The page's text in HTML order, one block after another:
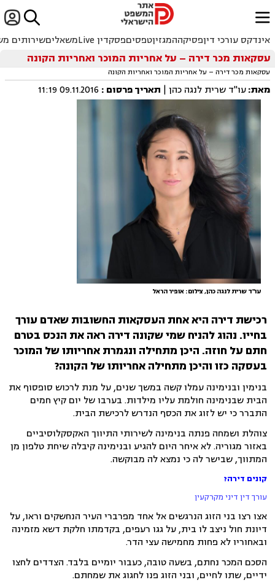

ﱐ
אינדקס עורכי דיןפסיקההמגזיןטפסיםפסקדין Live משאליםשירותים
עסקאות מכר דירה – על אחריות המוכר ואחריות הקונה
עסקאות מכר דירה – על אחריות המוכר ואחריות הקונה
מאת:עו"ד שרית לנגה כהן | תאריך פרסום :
09.11.2016 11:19
עו"ד שרית לנגה כהן, צילום: אופיר הראל
רכישת דירה היא אחת העסקאות החשובות שאדם עורך
בחייו. נהוג להניח שמי שקונה דירה ראה את הנכס בטרם
חתם על חוזה. היכן מתחילה ונגמרת אחריותו של המוכר
בעסקה כזו והיכן מתחילה אחריותו של הקונה?
בנימין ובנימינה עמלו קשה במשך שנים, על מנת לרכוש סופסוף את
הבית שבנימינה חולמת עליו מילדות. בערבו של יום קיץ חמים
התברר כי יש לזוג את הכסף הנדרש לרכישת הבית.
צוהלת ושמחה פנתה בנימינה לשירותי התיווך האקסקלוסיביים
באזור מגוריה. לא איחר היום להגיע ובנימינה קיבלה שיחת טלפון מן
המתווך, שבישר לה כי נמצא לה מבוקשה.
קונים דירה?
עורך דין דיני מקרקעין
אצו רצו בני הזוג הנרגשים אל אחד מפרברי העיר הנחשקים וראו, על
דיונת חול ניצב לו בית, על גגו רעפים, בקדמתו חלקת דשא מזמינה
ובאחוריו לא פחות מחמישה עצי הדר.
הסכם המכר נחתם, בשעה טובה, כעבור יומיים בלבד. הצדדים לחצו
ידיים, שתו לחיים, ובני הזוג פנו לחגוג את שמחתם.